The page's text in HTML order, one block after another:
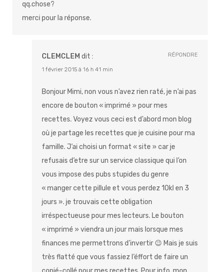
qq.chose?
merci pour la réponse.
CLEMCLEM dit :
1 février 2015 à 16 h 41 min
Bonjour Mimi, non vous n’avez rien raté, je n’ai pas
encore de bouton « imprimé » pour mes
recettes. Voyez vous ceci est d’abord mon blog
où je partage les recettes que je cuisine pour ma
famille. J’ai choisi un format « site » car je
refusais d’etre sur un service classique qui l’on
vous impose des pubs stupides du genre
« manger cette pillule et vous perdez 10kl en 3
jours ». je trouvais cette obligation
irréspectueuse pour mes lecteurs. Le bouton
« imprimé » viendra un jour mais lorsque mes
finances me permettrons d’invertir 😉 Mais je suis
très flatté que vous fassiez l’éffort de faire un
RÉPONDRE